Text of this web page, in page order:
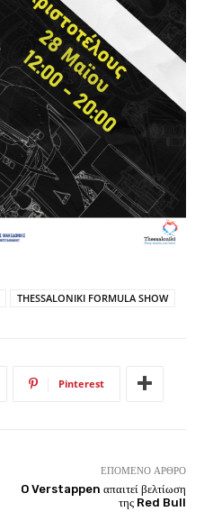
THESSALONIKI FORMULA SHOW
Pinterest
ΕΠΌΜΕΝΟ ΆΡΘΡΟ
O Verstappen απαιτεί βελτίωση
της Red Bull